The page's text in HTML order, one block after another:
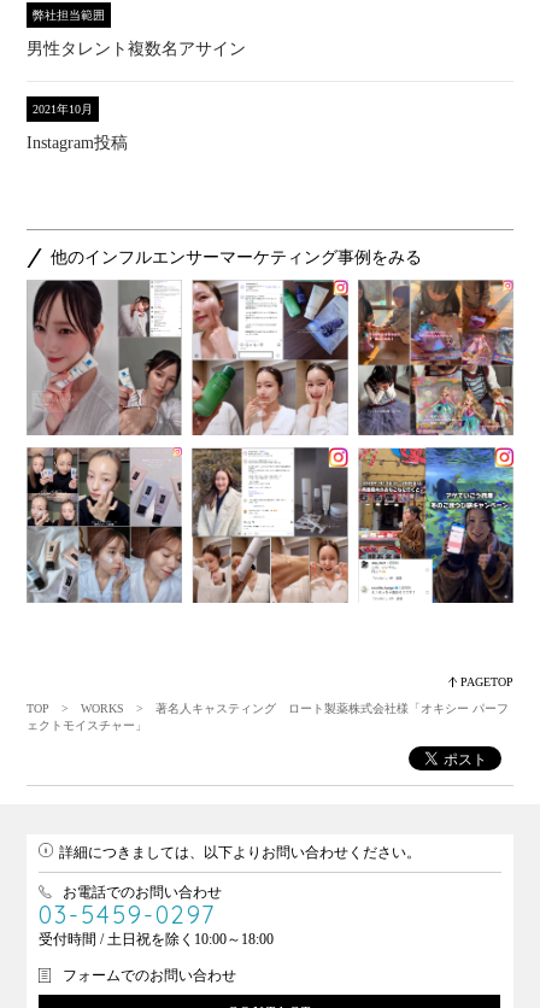
弊社担当範囲
男性タレント複数名アサイン
2021年10月
Instagram投稿
他のインフルエンサーマーケティング事例をみる
PAGETOP
TOP
>WORKS
> 著名人キャスティング ロート製薬株式会社様「オキシー パーフ
ェクトモイスチャー」
詳細につきましては、以下よりお問い合わせください。
お電話でのお問い合わせ
03-5459-0297
受付時間 / 土日祝を除く10:00～18:00
フォームでのお問い合わせ